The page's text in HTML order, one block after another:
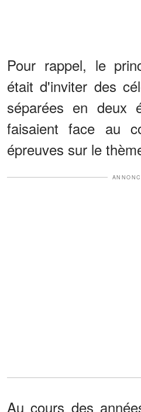
Pour rappel, le
était d'inviter des
séparées en deux
faisaient face au
épreuves sur le
Au cours des